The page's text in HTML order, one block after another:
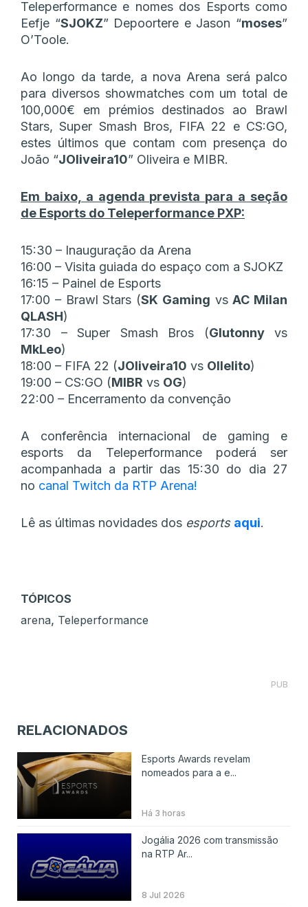
Teleperformance e nomes dos Esports como
Eefje “SJOKZ” Depoortere e Jason “moses”
O’Toole.
Ao longo da tarde, a nova Arena será palco
para diversos showmatches com um total de
100,000€ em prémios destinados ao Brawl
Stars, Super Smash Bros, FIFA 22 e CS:GO,
estes últimos que contam com presença do
João “JOliveira10” Oliveira e MIBR.
Em baixo, a agenda prevista para a seção
de Esports do Teleperformance PXP:
15:30 – Inauguração da Arena
16:00 – Visita guiada do espaço com a SJOKZ
16:15 – Painel de Esports
17:00 – Brawl Stars (SK Gaming vsAC Milan
QLASH)
17:30 – Super Smash Bros (Glutonnyvs
MkLeo)
18:00 – FIFA 22 (JOliveira10 vs Ollelito)
19:00 – CS:GO (MIBR vs OG)
22:00 – Encerramento da convenção
A conferência internacional de gaming e
esports da Teleperformance poderá ser
acompanhada a partir das 15:30 do dia 27
no canal Twitch da RTP Arena!
Lê as últimas novidades dos esports aqui.
TÓPICOS
arena, Teleperformance
PUB
RELACIONADOS
Esports Awards revelam
nomeados para a e...
Há 3 horas
Jogália 2026 com transmissão
na RTP Ar...
8 Jul 2026